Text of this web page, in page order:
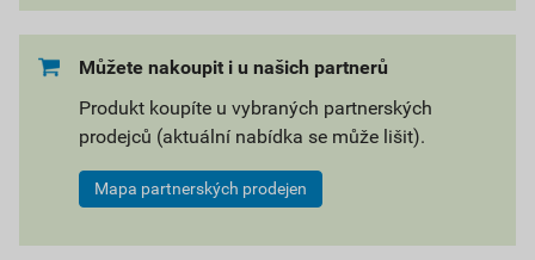
Můžete nakoupit i u našich partnerů
Produkt koupíte u vybraných partnerských
prodejců (aktuální nabídka se může lišit).
Mapa partnerských prodejen